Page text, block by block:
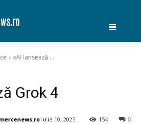
xAI lansează ...
Grok 4
iulie 10, 2025 0
154